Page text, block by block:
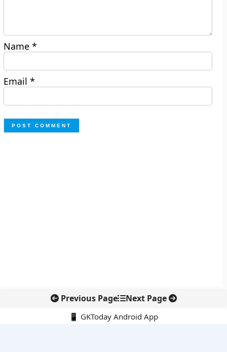
Name*
Email*
Previous Page Next Page
📱 GKToday Android App